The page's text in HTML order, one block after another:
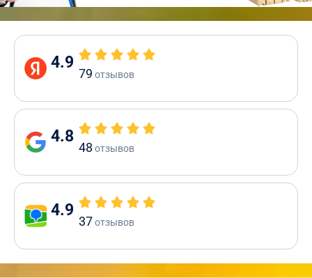
4.9
79 отзывов
4.8
48 отзывов
4.9
37отзывов